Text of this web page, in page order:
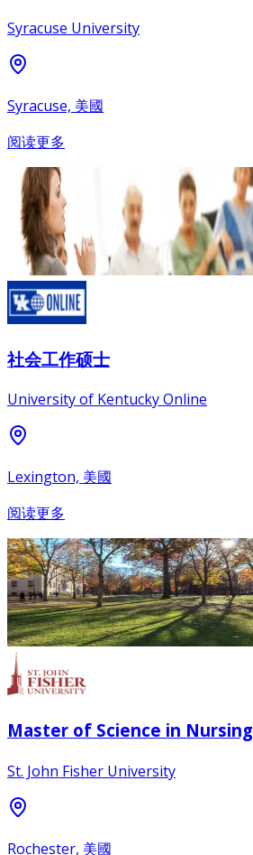
Syracuse University
Syracuse, 美國
阅读更多
社会工作硕士
University of Kentucky Online
Lexington, 美國
阅读更多
Master of Science in Nursing
St. John Fisher University
Rochester, 美國